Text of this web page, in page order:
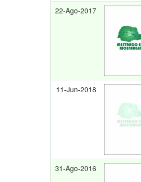
22-Ago-2017
11-Jun-2018
31-Ago-2016